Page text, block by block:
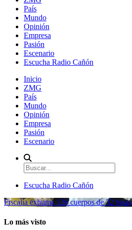
País
Mundo
Opinión
Empresa
Pasión
Escenario
Escucha Radio Cañón
Inicio
ZMG
País
Mundo
Opinión
Empresa
Pasión
Escenario
Escucha Radio Cañón
Fiscalía exhuma 126 cuerpos de 32 fosas
Lo más visto